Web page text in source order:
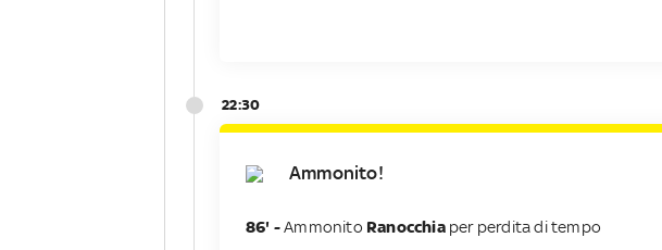
22:30
Ammonito!
86' -Ammonito Ranocchiaper perdita di tempo